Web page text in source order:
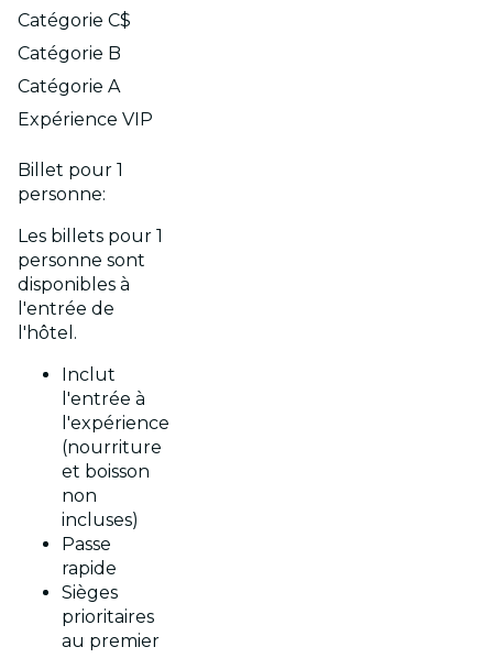
Catégorie C$
Catégorie B
Catégorie A
Expérience VIP
Billet pour 1
personne:
Les billets pour 1
personne sont
disponibles à
l'entrée de
l'hôtel.
Inclut
l'entrée à
l'expérience
(nourriture
et boisson
non
incluses)
Passe
rapide
Sièges
prioritaires
au premier